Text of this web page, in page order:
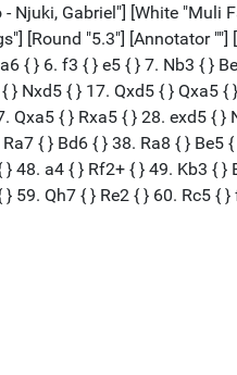
Njuki, Gabriel"] [White
[Round "5.3"] [Annotator ""]
{ } 6. f3 { } e5 { } 7. Nb3 { }
} Nxd5 { } 17. Qxd5 { } Qxa5
Qxa5 { } Rxa5 { } 28. exd5 {
{ } Bd6 { } 38. Ra8 { }
48. a4 { } Rf2+ { } 49. Kb3 {
59. Qh7 { } Re2 { } 60. Rc5